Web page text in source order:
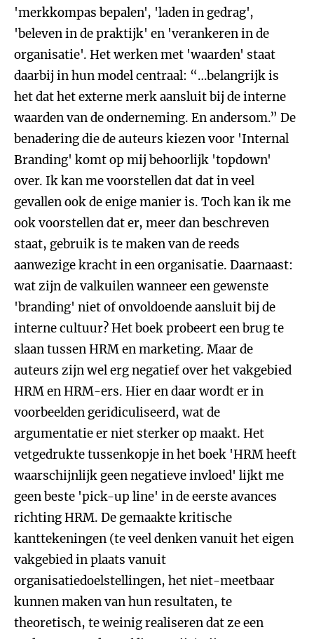
'merkkompas bepalen', 'laden in gedrag',
'beleven in de praktijk' en 'verankeren in de
organisatie'. Het werken met 'waarden' staat
daarbij in hun model centraal: “…belangrijk is
het dat het externe merk aansluit bij de interne
waarden van de onderneming. En andersom.” De
benadering die de auteurs kiezen voor 'Internal
Branding' komt op mij behoorlijk 'topdown'
over. Ik kan me voorstellen dat dat in veel
gevallen ook de enige manier is. Toch kan ik me
ook voorstellen dat er, meer dan beschreven
staat, gebruik is te maken van de reeds
aanwezige kracht in een organisatie. Daarnaast:
wat zijn de valkuilen wanneer een gewenste
'branding' niet of onvoldoende aansluit bij de
interne cultuur? Het boek probeert een brug te
slaan tussen HRM en marketing. Maar de
auteurs zijn wel erg negatief over het vakgebied
HRM en HRM-ers. Hier en daar wordt er in
voorbeelden geridiculiseerd, wat de
argumentatie er niet sterker op maakt. Het
vetgedrukte tussenkopje in het boek 'HRM heeft
waarschijnlijk geen negatieve invloed' lijkt me
geen beste 'pick-up line' in de eerste avances
richting HRM. De gemaakte kritische
kanttekeningen (te veel denken vanuit het eigen
vakgebied in plaats vanuit
organisatiedoelstellingen, het niet-meetbaar
kunnen maken van hun resultaten, te
theoretisch, te weinig realiseren dat ze een